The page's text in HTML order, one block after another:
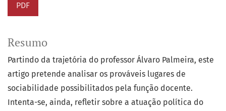
PDF
Resumo
Partindo da trajetória do professor Álvaro Palmeira, este
artigo pretende analisar os prováveis lugares de
sociabilidade possibilitados pela função docente.
Intenta-se, ainda, refletir sobre a atuação política do